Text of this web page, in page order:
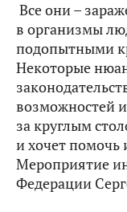
Все они –
в организмы
подопытными
Некоторые
возможностей
за круглым
и хочет
Мероприятие
Федерации